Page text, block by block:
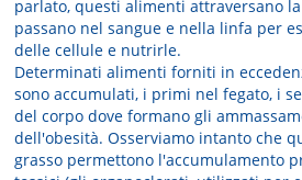
parlato, questi alimenti attraversano
passano nel sangue e nella linfa per
delle cellule e nutrirle.
Determinati alimenti forniti in
sono accumulati, i primi nel fegato, i
del corpo dove formano gli
dell'obesità. Osserviamo intanto che
grasso permettono l'accumulamento